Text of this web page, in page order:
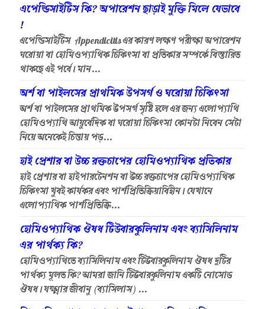
এপেন্ডিসাইটিস কি? অপারেশন ছাড়াই মুক্তি মিলে যেভাবে
!
এপেন্ডিসাইটিস Appendicitis এর কারণ লক্ষণ পরীক্ষা অপারেশন
ঘরোয়া বা হোমিওপ্যাথিক চিকিৎসা বা প্রতিকার সম্পর্কে বিস্তারিত
থাকছে এই পর্বে। মান...
অর্শ বা পাইলসের প্রাথমিক উপসর্গ ও ঘরোয়া চিকিৎসা
অর্শ বা পাইলসের প্রাথমিক উপসর্গ সৃষ্টি হলে এর জন্য এলোপ্যাথি
হোমিওপ্যাথি আয়ুর্বেদিক বা ঘরোয়া চিকিৎসা কোনটা নিবেন সেটা
নিয়ে অনেকেই চিন্তায় পড়...
হাই প্রেশার বা উচ্চ রক্তচাপের হোমিওপ্যাথিক প্রতিকার
হাই প্রেশার বা হাইপারটেনশন বা উচ্চ রক্তচাপের হোমিওপ্যাথিক
চিকিৎসা খুবই কার্যকর এবং পার্শপ্রিতিক্রিয়াবিহীন। যেখানে
এলোপ্যাথিক পার্শপ্রিতিক্রি...
হোমিওপ্যাথিক ঔষধ টিউবারকুলিনাম এবং ব্যাসিলিনাম
এর পার্থক্য কি?
হোমিওপ্যাথিতে ব্যাসিলিনাম এবং টিউবারকুলিনাম ঔষধ দুটির
পার্থক্য মূলত কি? আমরা জানি টিউবারকুলিনাম একটি নোসোড
ঔষধ। যক্ষ্মার জীবানু (ব্যাসিলাস) ...